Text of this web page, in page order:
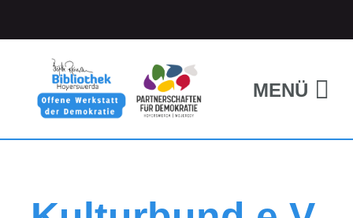
MENÜ